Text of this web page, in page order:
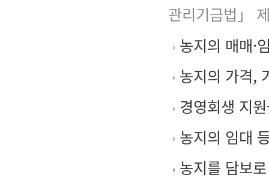
관리기금법」
농지의 매매·
농지의 가격,
경영회생 지
농지의 임대
농지를 담보